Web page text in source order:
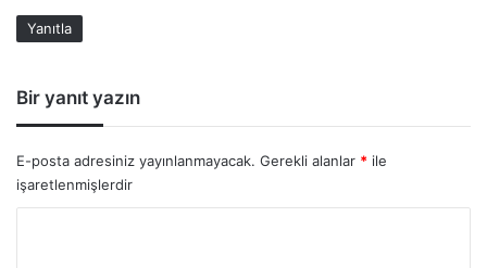
Yanıtla
Bir yanıt yazın
E-posta adresiniz yayınlanmayacak. Gerekli alanlar * ile
işaretlenmişlerdir